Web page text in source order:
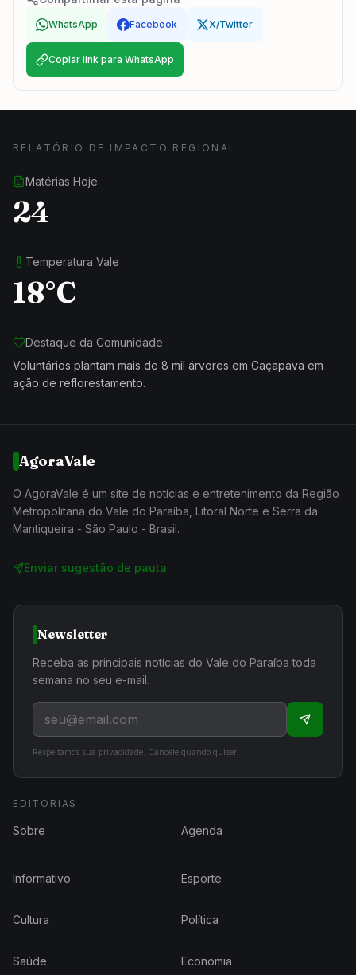
WhatsApp Facebook X/Twitter
Copiar link para WhatsApp
RELATÓRIO DE IMPACTO REGIONAL
Matérias Hoje
24
Temperatura Vale
18°C
Destaque da Comunidade
Voluntários plantam mais de 8 mil árvores em Caçapava em
ação de reflorestamento.
AgoraVale
O AgoraVale é um site de notícias e entretenimento da Região
Metropolitana do Vale do Paraíba, Litoral Norte e Serra da
Mantiqueira - São Paulo - Brasil.
Enviar sugestão de pauta
Newsletter
Receba as principais notícias do Vale do Paraíba toda
semana no seu e-mail.
Respeitamos sua privacidade. Cancele quando quiser.
EDITORIAS
Sobre Agenda
Informativo Esporte
Cultura Política
Saúde Economia